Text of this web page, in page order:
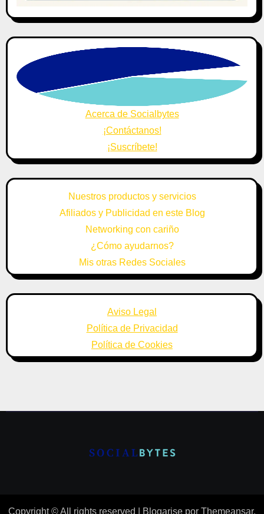
Acerca de Socialbytes
¡Contáctanos!
¡Suscríbete!
Nuestros productos y servicios
Afiliados y Publicidad en este Blog
Networking con cariño
¿Cómo ayudarnos?
Mis otras Redes Sociales
Aviso Legal
Política de Privacidad
Política de Cookies
Copyright © All rights reserved Blogarise por Themeansar.